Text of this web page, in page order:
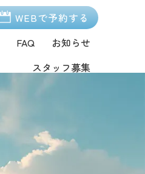
WEBで予約する
FAQ
お知らせ
スタッフ募集